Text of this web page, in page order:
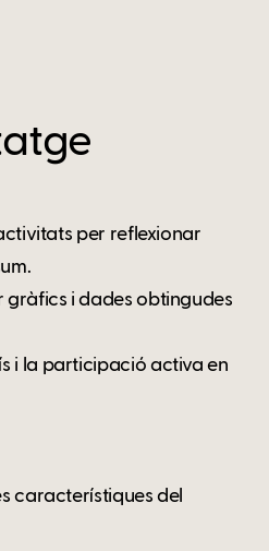
per reflexionar
i dades obtingudes
i la participació activa en
característiques del